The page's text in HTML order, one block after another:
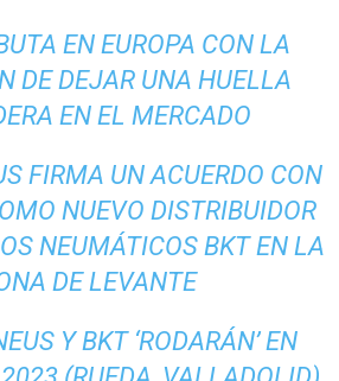
EN EUROPA CON LA
DE DEJAR UNA HUELLA
EN EL MERCADO
FIRMA UN ACUERDO CON
NUEVO DISTRIBUIDOR
NEUMÁTICOS BKT EN LA
DE LEVANTE
Y BKT ‘RODARÁN’ EN